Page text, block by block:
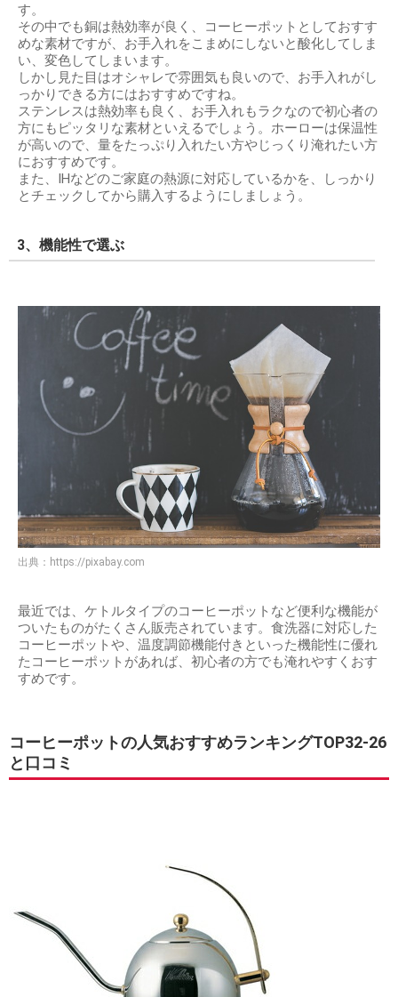
す。
その中でも銅は熱効率が良く、コーヒーポットとしておすす
めな素材ですが、お手入れをこまめにしないと酸化してしま
い、変色してしまいます。
しかし見た目はオシャレで雰囲気も良いので、お手入れがし
っかりできる方にはおすすめですね。
ステンレスは熱効率も良く、お手入れもラクなので初心者の
方にもピッタリな素材といえるでしょう。ホーローは保温性
が高いので、量をたっぷり入れたい方やじっくり淹れたい方
におすすめです。
また、IHなどのご家庭の熱源に対応しているかを、しっかり
とチェックしてから購入するようにしましょう。
3、機能性で選ぶ
出典： https://pixabay.com
最近では、ケトルタイプのコーヒーポットなど便利な機能が
ついたものがたくさん販売されています。食洗器に対応した
コーヒーポットや、温度調節機能付きといった機能性に優れ
たコーヒーポットがあれば、初心者の方でも淹れやすくおす
すめです。
コーヒーポットの人気おすすめランキングTOP32-26
と口コミ